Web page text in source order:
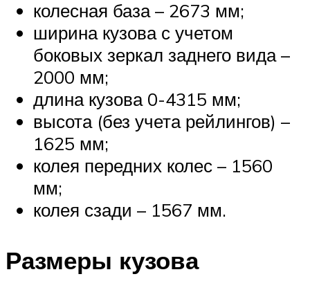
колесная база – 2673 мм;
ширина кузова с учетом
боковых зеркал заднего вида –
2000 мм;
длина кузова 0-4315 мм;
высота (без учета рейлингов) –
1625 мм;
колея передних колес – 1560
мм;
колея сзади – 1567 мм.
Размеры кузова